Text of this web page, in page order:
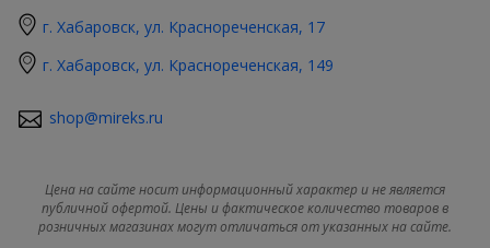
г. Хабаровск, ул. Краснореченская, 17
г. Хабаровск, ул. Краснореченская, 149
shop@mireks.ru
Цена на сайте носит информационный характер и не является
публичной офертой. Цены и фактическое количество товаров в
розничных магазинах могут отличаться от указанных на сайте.